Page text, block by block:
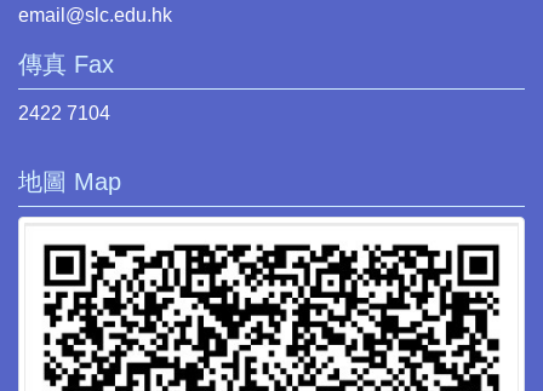
email@slc.edu.hk
傳真 Fax
2422 7104
地圖 Map